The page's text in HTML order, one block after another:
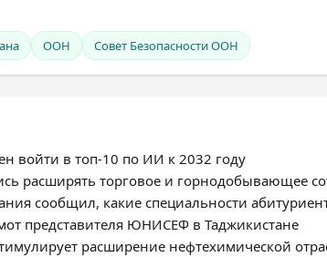
ООН Совет Безопасности ООН
войти в топ-10 по ИИ к 2032 году
расширять торговое и горнодобывающее
сообщил, какие специальности
представителя ЮНИСЕФ в Таджикистане
расширение нефтехимической